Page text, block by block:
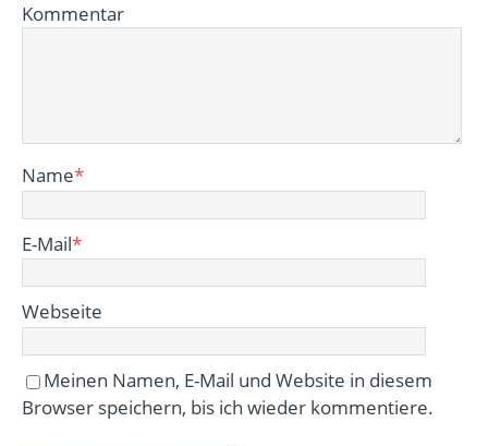
Kommentar
Name*
E-Mail*
Webseite
Meinen Namen, E-Mail und Website in diesem
Browser speichern, bis ich wieder kommentiere.